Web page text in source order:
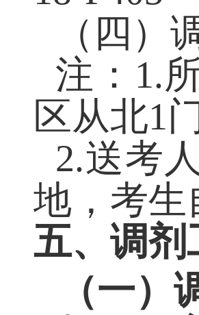
18-F403
（四）
注：1.
区从北1
2. 送考
地，考
五、调